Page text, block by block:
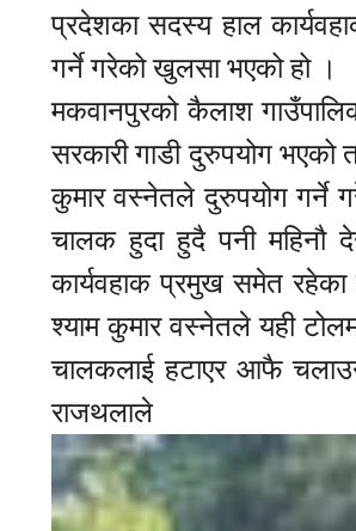
प्रदेशका सदस्य हाल
गर्ने गरेको खुलसा भएको हो ।
मकवानपुरको कैलाश
सरकारी गाडी दुरुपयोग भएको
कुमार वस्नेतले दुरुपयोग गर्ने
चालक हुदा हुदै पनी महिनौ
कार्यवहाक प्रमुख समेत
श्याम कुमार वस्नेतले यही
चालकलाई हटाएर आफै